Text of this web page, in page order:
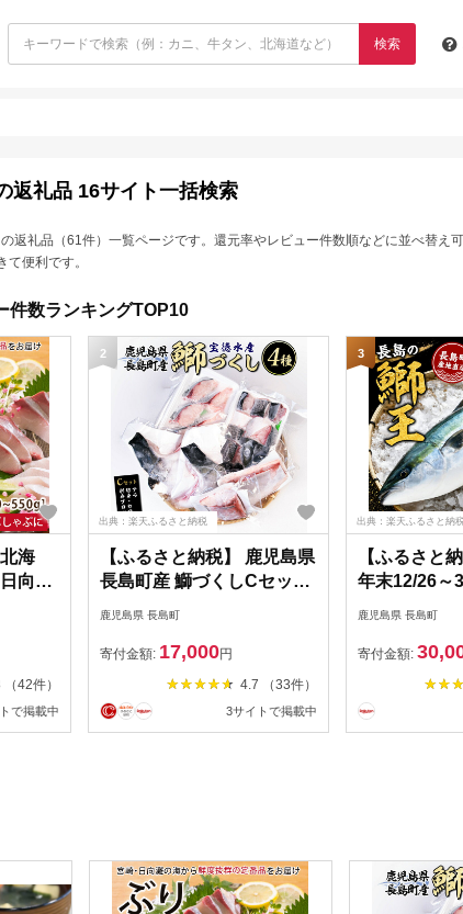
検索
返礼品 16サイト一括検索
返礼品（61件）一覧ページです。還元率やレビュー件数順などに並べ替え
便利です。
件数ランキングTOP10
海
向灘
しゃ
】
42件）
で掲載中
2
出典：楽天ふるさと納税
【ふるさと納税】 鹿児島県
長島町産 鰤づくしCセット
り身 アラ 塩焼き セット 丼
おかず おつまみ しゃぶし
ゃぶ ぶりしゃぶ 急速冷凍
【宝徳水産】houtoku-
鹿児島県 長島町
寄付金額: 17,000円
4.7 （33件）
3サイトで掲載中
3
出典：楽天ふるさと納
【ふるさと
年末12/26～
(約3.5kg〜)
直送 長島町
ド 鰤 冷蔵
り 刺身 ぶり
鹿児島県 長島町
寄付金額: